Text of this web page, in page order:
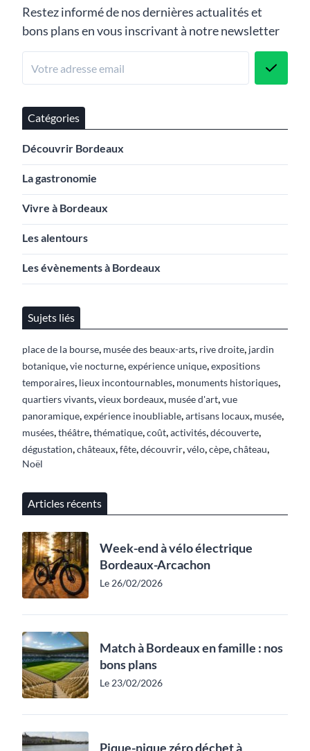
Restez informé de nos dernières actualités et
bons plans en vous inscrivant à notre newsletter
Catégories
Découvrir Bordeaux
La gastronomie
Vivre à Bordeaux
Les alentours
Les évènements à Bordeaux
Sujets liés
place de la bourse, musée des beaux-arts, rive droite, jardin
botanique,vie nocturne,expérience unique,expositions
temporaires, lieux incontournables, monuments historiques,
quartiers vivants,vieux bordeaux, musée d'art,vue
panoramique,expérience inoubliable,artisans locaux, musée,
musées,théâtre,thématique,coût,activités,découverte,
dégustation,châteaux,fête,découvrir,vélo,cèpe,château,
Noël
Articles récents
Week-end à vélo électrique
Bordeaux-Arcachon
Le 26/02/2026
Match à Bordeaux en famille : nos
bons plans
Le 23/02/2026
Pique-nique zéro déchet à